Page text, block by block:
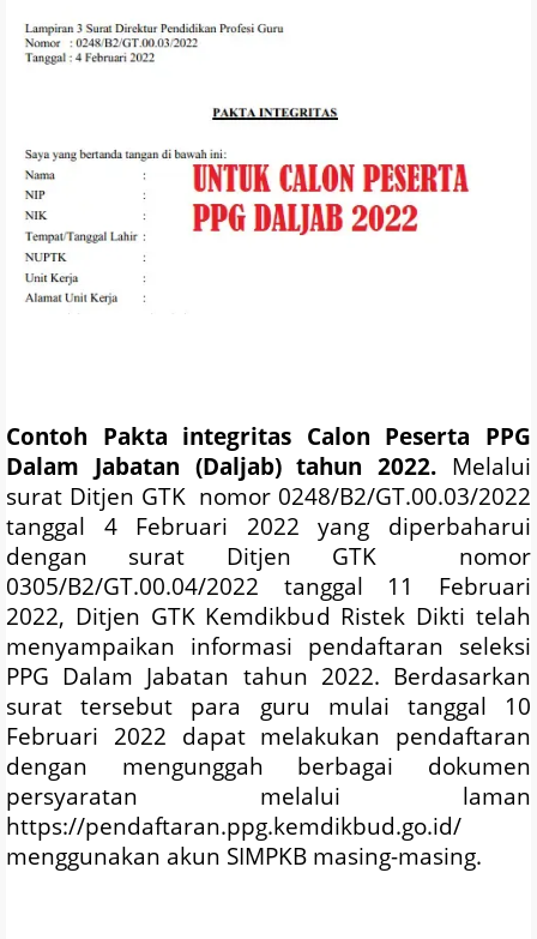
Contoh Pakta integritas Calon Peserta PPG
Dalam Jabatan (Daljab) tahun 2022. Melalui
surat Ditjen GTK nomor 0248/B2/GT.00.03/2022
tanggal 4 Februari 2022 yang diperbaharui
dengan surat Ditjen GTK
nomor
0305/B2/GT.00.04/2022 tanggal 11 Februari
2022, Ditjen GTK Kemdikbud Ristek Dikti telah
menyampaikan informasi pendaftaran seleksi
PPG Dalam Jabatan tahun 2022. Berdasarkan
surat tersebut para guru mulai tanggal 10
Februari 2022 dapat melakukan pendaftaran
dengan mengunggah berbagai dokumen
persyaratan melalui laman
https://pendaftaran.ppg.kemdikbud.go.id/
menggunakan akun SIMPKB masing-masing.